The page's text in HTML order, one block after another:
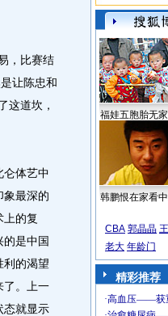
，比赛结
让陈忠和
这道坎，
体艺中
象最深的
上的复
的是中国
利的渴望
了。上一
态就显示
福娃五胞胎无
韩鹏恨在家看
CBA 郭晶晶
老大 年龄门
精彩推荐